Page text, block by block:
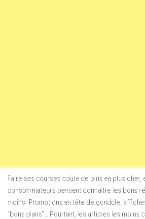
Faire ses courses coûte de plus en plus cher,
consommateurs pensent connaître les bons
moins. Promotions en tête de gondole,
“bons plans”… Pourtant, les articles les moins